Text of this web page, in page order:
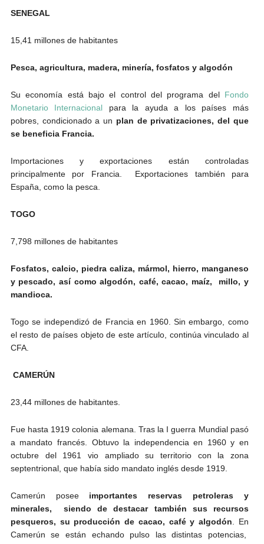
SENEGAL
15,41 millones de habitantes
Pesca, agricultura, madera, minería, fosfatos y algodón
Su economía está bajo el control del programa del Fondo
Monetario Internacional para la ayuda a los países más
pobres, condicionado a un plan de privatizaciones, del que
se beneficia Francia.
Importaciones y exportaciones están controladas
principalmente por Francia. Exportaciones también para
España, como la pesca.
TOGO
7,798 millones de habitantes
Fosfatos, calcio, piedra caliza, mármol, hierro, manganeso
y pescado, así como algodón, café, cacao, maíz, millo, y
mandioca.
Togo se independizó de Francia en 1960. Sin embargo, como
el resto de países objeto de este artículo, continúa vinculado al
CFA.
CAMERÚN
23,44 millones de habitantes.
Fue hasta 1919 colonia alemana. Tras la I guerra Mundial pasó
a mandato francés. Obtuvo la independencia en 1960 y en
octubre del 1961 vio ampliado su territorio con la zona
septentrional, que había sido mandato inglés desde 1919.
Camerún posee importantes reservas petroleras y
minerales, siendo de destacar también sus recursos
pesqueros, su producción de cacao, café y algodón. En
Camerún se están echando pulso las distintas potencias,